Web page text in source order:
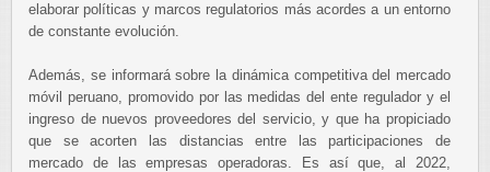
elaborar políticas y marcos regulatorios más acordes a un entorno
de constante evolución.
Además, se informará sobre la dinámica competitiva del mercado
móvil peruano, promovido por las medidas del ente regulador y el
ingreso de nuevos proveedores del servicio, y que ha propiciado
que se acorten las distancias entre las participaciones de
mercado de las empresas operadoras. Es así que, al 2022,